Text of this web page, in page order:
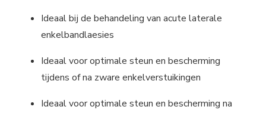
Ideaal bij de behandeling van acute laterale
enkelbandlaesies
Ideaal voor optimale steun en bescherming
tijdens of na zware enkelverstuikingen
Ideaal voor optimale steun en bescherming na